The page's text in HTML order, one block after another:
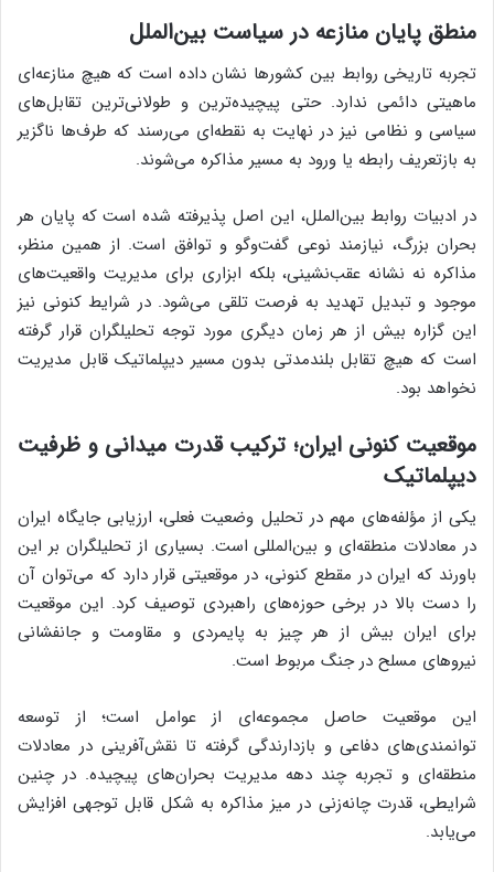
منطق پایان منازعه در سیاست بین‌الملل
تجربه تاریخی روابط بین کشورها نشان داده است که هیچ منازعه‌ای
ماهیتی دائمی ندارد. حتی پیچیده‌ترین و طولانی‌ترین تقابل‌های
سیاسی و نظامی نیز در نهایت به نقطه‌ای می‌رسند که طرف‌ها ناگزیر
به بازتعریف رابطه یا ورود به مسیر مذاکره می‌شوند.
در ادبیات روابط بین‌الملل، این اصل پذیرفته شده است که پایان هر
بحران بزرگ، نیازمند نوعی گفت‌وگو و توافق است. از همین منظر،
مذاکره نه نشانه عقب‌نشینی، بلکه ابزاری برای مدیریت واقعیت‌های
موجود و تبدیل تهدید به فرصت تلقی می‌شود. در شرایط کنونی نیز
این گزاره بیش از هر زمان دیگری مورد توجه تحلیلگران قرار گرفته
است که هیچ تقابل بلندمدتی بدون مسیر دیپلماتیک قابل مدیریت
نخواهد بود.
موقعیت کنونی ایران؛ ترکیب قدرت میدانی و ظرفیت
دیپلماتیک
یکی از مؤلفه‌های مهم در تحلیل وضعیت فعلی، ارزیابی جایگاه ایران
در معادلات منطقه‌ای و بین‌المللی است. بسیاری از تحلیلگران بر این
باورند که ایران در مقطع کنونی، در موقعیتی قرار دارد که می‌توان آن
را دست بالا در برخی حوزه‌های راهبردی توصیف کرد. این موقعیت
برای ایران بیش از هر چیز به پایمردی و مقاومت و جانفشانی
نیروهای مسلح در جنگ مربوط است.
این موقعیت حاصل مجموعه‌ای از عوامل است؛ از توسعه
توانمندی‌های دفاعی و بازدارندگی گرفته تا نقش‌آفرینی در معادلات
منطقه‌ای و تجربه چند دهه مدیریت بحران‌های پیچیده. در چنین
شرایطی، قدرت چانه‌زنی در میز مذاکره به شکل قابل توجهی افزایش
می‌یابد.